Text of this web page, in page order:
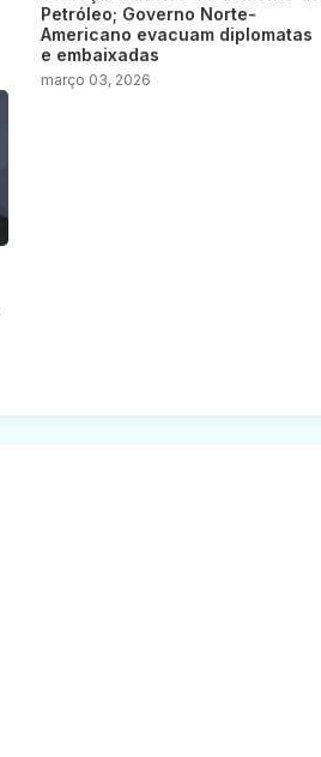
Petróleo; Governo Norte-
Americano evacuam diplomatas
e embaixadas
março 03, 2026